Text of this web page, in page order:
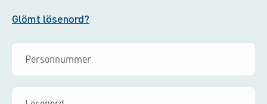
Glömt lösenord?